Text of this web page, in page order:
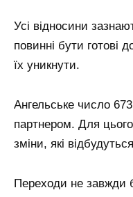
Усі відносини
повинні бути готові
їх уникнути.
Ангельське число
партнером. Для
зміни, які
Переходи не завжди